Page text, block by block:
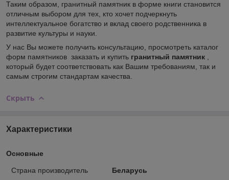
Таким образом, гранитный памятник в форме книги становится
отличным выбором для тех, кто хочет подчеркнуть
интеллектуальное богатство и вклад своего родственника в
развитие культуры и науки.
У нас Вы можете получить консультацию, просмотреть каталог
форм памятников заказать и купить гранитный памятник
который будет соответствовать как Вашим требованиям, так и
самым строгим стандартам качества.
Скрыть
Характеристики
Основные
Страна производитель Беларусь